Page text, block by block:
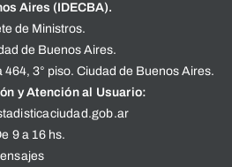
Aires (IDECBA).
de Ministros.
de Buenos Aires.
464, 3° piso. Ciudad de Buenos Aires.
y Atención al Usuario:
9 a 16 hs.